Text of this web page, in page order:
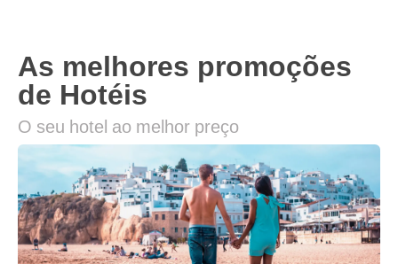
As melhores promoções
de Hotéis
O seu hotel ao melhor preço